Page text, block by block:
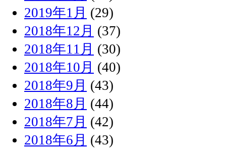
2019年1月 (29)
2018年12月 (37)
2018年11月 (30)
2018年10月 (40)
2018年9月 (43)
2018年8月 (44)
2018年7月 (42)
2018年6月 (43)